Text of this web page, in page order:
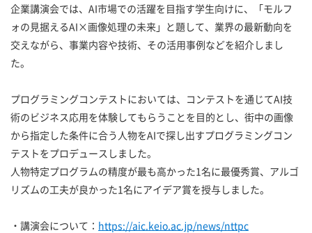
企業講演会では、AI市場での活躍を目指す学生向けに、「モルフ
ォの見据えるAI×画像処理の未来」と題して、業界の最新動向を
交えながら、事業内容や技術、その活用事例などを紹介しまし
た。
プログラミングコンテストにおいては、コンテストを通じてAI技
術のビジネス応用を体験してもらうことを目的とし、街中の画像
から指定した条件に合う人物をAIで探し出すプログラミングコン
テストをプロデュースしました。
人物特定プログラムの精度が最も高かった1名に最優秀賞、アルゴ
リズムの工夫が良かった1名にアイデア賞を授与しました。
・講演会について： https://aic.keio.ac.jp/news/nttpc